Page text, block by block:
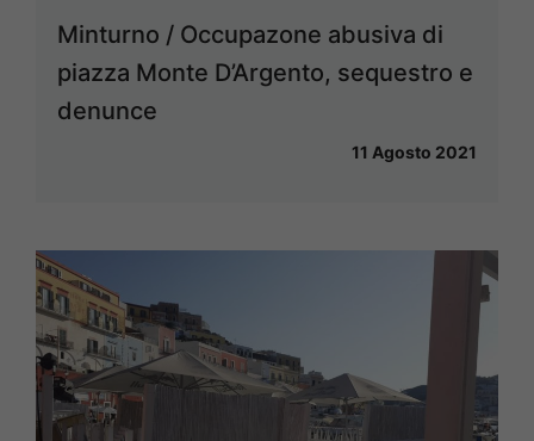
Minturno / Occupazone abusiva di
piazza Monte D’Argento, sequestro e
denunce
11 Agosto 2021